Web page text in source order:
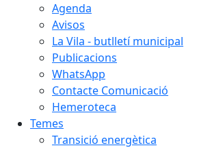
Agenda
Avisos
La Vila - butlletí municipal
Publicacions
WhatsApp
Contacte Comunicació
Hemeroteca
Temes
Transició energètica